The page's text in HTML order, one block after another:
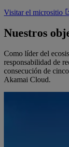
Visitar el micrositio
Nuestros
Como líder del
responsabilidad de
consecución de
Akamai Cloud.